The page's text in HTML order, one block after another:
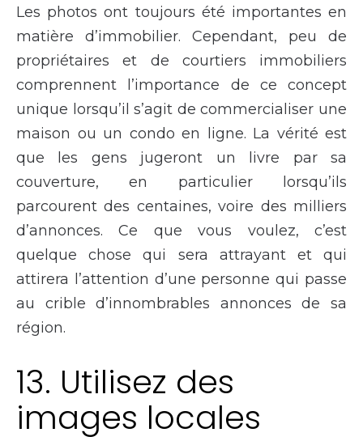
Les photos ont toujours été importantes en
matière d’immobilier. Cependant, peu de
propriétaires et de courtiers immobiliers
comprennent l’importance de ce concept
unique lorsqu’il s’agit de commercialiser une
maison ou un condo en ligne. La vérité est
que les gens jugeront un livre par sa
couverture, en particulier lorsqu’ils
parcourent des centaines, voire des milliers
d’annonces. Ce que vous voulez, c’est
quelque chose qui sera attrayant et qui
attirera l’attention d’une personne qui passe
au crible d’innombrables annonces de sa
région.
13. Utilisez des
images locales